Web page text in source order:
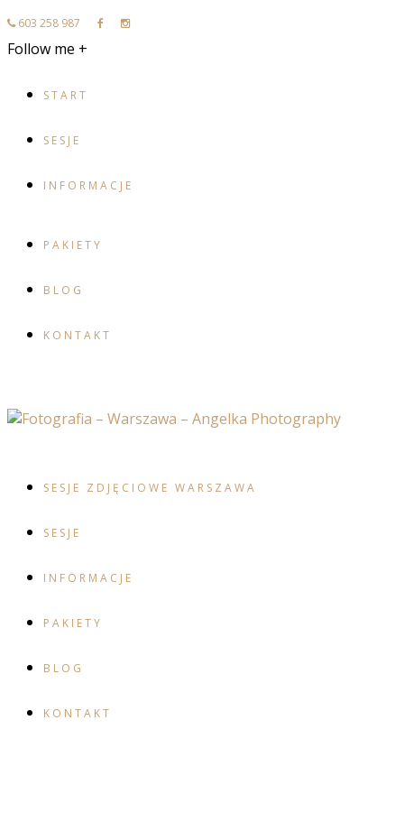
603 258 987
Follow me +
START
SESJE
INFORMACJE
PAKIETY
BLOG
KONTAKT
SESJE ZDJĘCIOWE WARSZAWA
SESJE
INFORMACJE
PAKIETY
BLOG
KONTAKT